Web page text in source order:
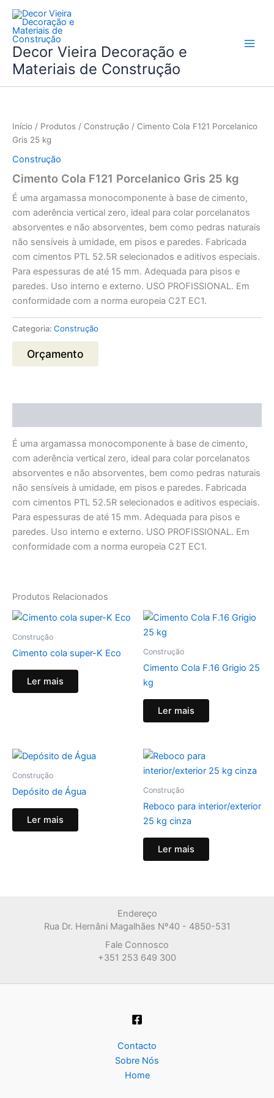
Skip
content
Decor Vieira Decoração e
Materiais de Construção
Início / Produtos / Construção / Cimento Cola F121 Porcelanico
Gris 25 kg
Construção
Cimento Cola F121 Porcelanico Gris 25 kg
É uma argamassa monocomponente à base de cimento,
com aderência vertical zero, ideal para colar porcelanatos
absorventes e não absorventes, bem como pedras naturais
não sensíveis à umidade, em pisos e paredes. Fabricada
com cimentos PTL 52.5R selecionados e aditivos especiais.
Para espessuras de até 15 mm. Adequada para pisos e
paredes. Uso interno e externo. USO PROFISSIONAL. Em
conformidade com a norma europeia C2T EC1.
Categoria: Construção
Orçamento
É uma argamassa monocomponente à base de cimento,
com aderência vertical zero, ideal para colar porcelanatos
absorventes e não absorventes, bem como pedras naturais
não sensíveis à umidade, em pisos e paredes. Fabricada
com cimentos PTL 52.5R selecionados e aditivos especiais.
Para espessuras de até 15 mm. Adequada para pisos e
paredes. Uso interno e externo. USO PROFISSIONAL. Em
conformidade com a norma europeia C2T EC1.
Produtos Relacionados
Construção
Cimento cola super-K Eco
Ler mais
Construção
Cimento Cola F.16 Grigio 25
kg
Ler mais
Construção
Depósito de Água
Ler mais
Construção
Reboco para interior/exterior
25 kg cinza
Ler mais
Endereço
Rua Dr. Hernâni Magalhães Nº40 - 4850-531
Fale Connosco
+351 253 649 300
Contacto
Sobre Nós
Home